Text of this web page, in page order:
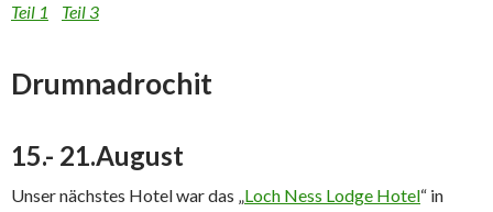
Teil 1 Teil 3
Drumnadrochit
15.- 21.August
Unser nächstes Hotel war das „Loch Ness Lodge Hotel“ in